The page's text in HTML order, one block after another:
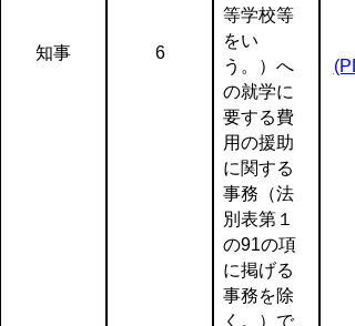
知事 6
等学校等
をい
う。）へ
の就学に
要する費
用の援助
に関する
事務（法
別表第１
の91の項
に掲げる
事務を除
く。）で